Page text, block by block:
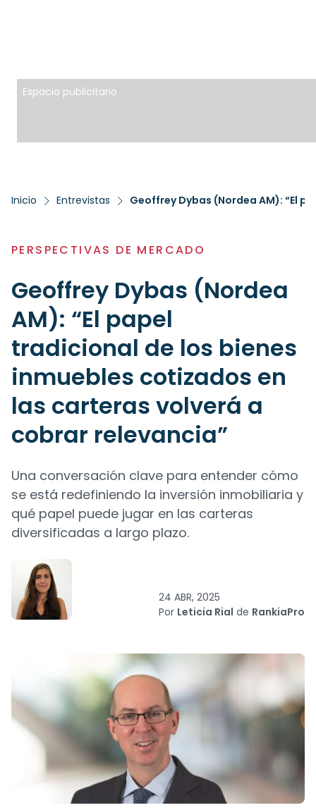
Espacio publicitario
Inicio Entrevistas
PERSPECTIVAS DE MERCADO
Geoffrey Dybas (Nordea
AM): “El papel
tradicional de los bienes
inmuebles cotizados en
las carteras volverá a
cobrar relevancia”
Una conversación clave para entender cómo
se está redefiniendo la inversión inmobiliaria y
qué papel puede jugar en las carteras
diversificadas a largo plazo.
24 ABR, 2025
Por Leticia Rial de RankiaPro